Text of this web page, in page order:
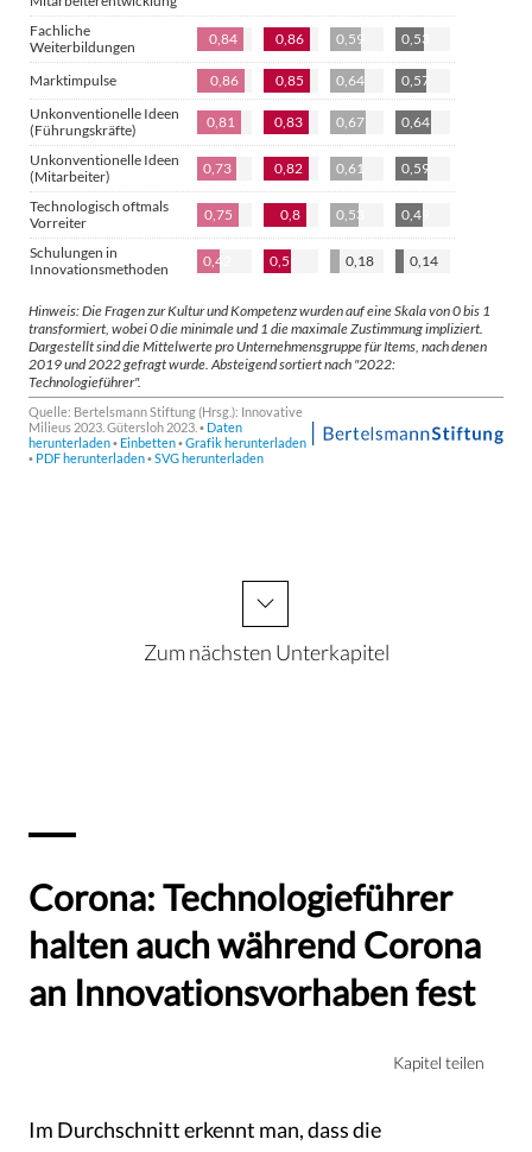
Zum nächsten Unterkapitel
Corona: Technologieführer
halten auch während Corona
an Innovationsvorhaben fest
Kapitel teilen
Im Durchschnitt erkennt man, dass die